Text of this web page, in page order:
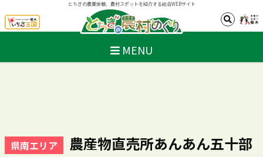
とちぎの農業体験、農村スポットを紹介する総合WEBサイト
MENU
県南エリア
農産物直売所あんあん五十部